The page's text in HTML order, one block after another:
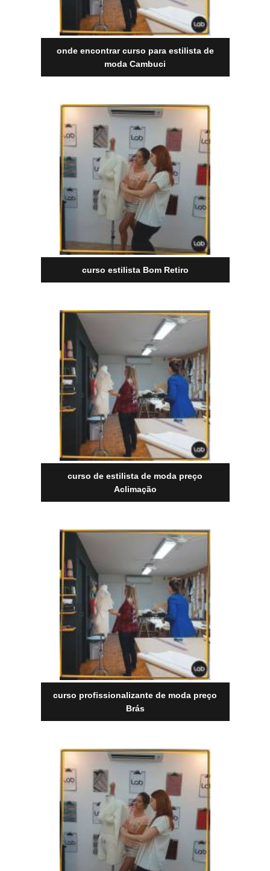
onde encontrar curso para estilista de
moda Cambuci
curso estilista Bom Retiro
curso de estilista de moda preço
Aclimação
curso profissionalizante de moda preço
Brás